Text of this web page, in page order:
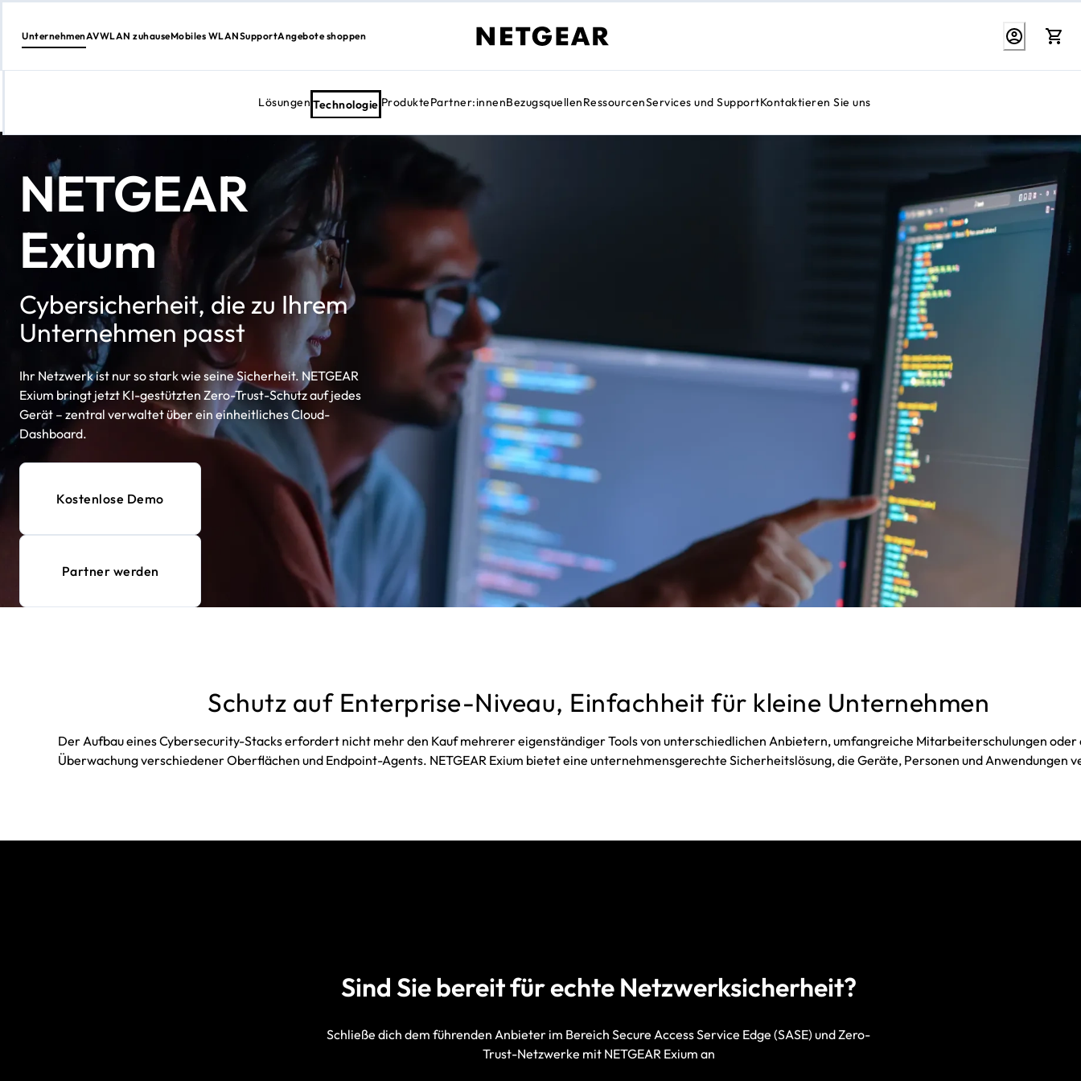
Zum
springen
Unternehmen
Lösungen Technologie ProduktePartner:innenBezugsquellenRessourcenServices und SupportKontaktieren Sie uns
AVWLAN zuhauseMobiles WLANSupportAngebote shoppen
NETGEAR
Exium
Cybersicherheit, die zu Ihrem
Unternehmen passt
Ihr Netzwerk ist nur so stark wie seine Sicherheit. NETGEAR
Exium bringt jetzt KI-gestützten Zero-Trust-Schutz auf jedes
Gerät – zentral verwaltet über ein einheitliches Cloud-
Dashboard.
Kostenlose Demo
Partner werden
Schutz auf Enterprise-Niveau, Einfachheit für kleine Unternehmen
Der Aufbau eines Cybersecurity-Stacks erfordert nicht mehr den Kauf mehrerer eigenständiger Tools von unterschiedlichen Anbietern, umfangreiche Mitarbeiterschulungen oder
Überwachung verschiedener Oberflächen und Endpoint-Agents. NETGEAR Exium bietet eine unternehmensgerechte Sicherheitslösung, die Geräte, Personen und Anwendungen
Sind Sie bereit für echte Netzwerksicherheit?
Schließe dich dem führenden Anbieter im Bereich Secure Access Service Edge (SASE) und Zero-
Trust-Netzwerke mit NETGEAR Exium an